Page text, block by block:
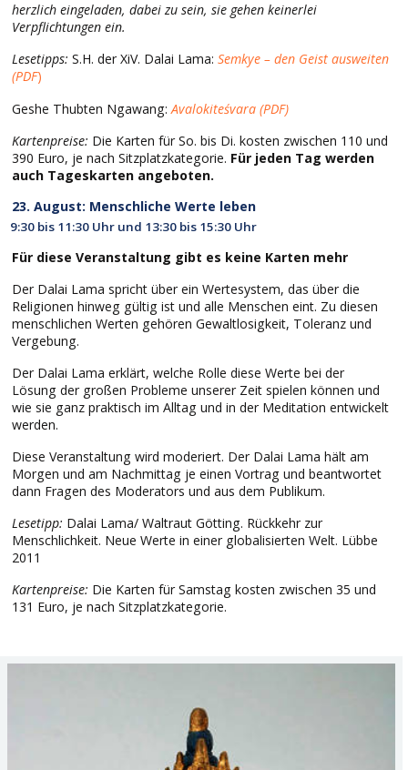
herzlich eingeladen, dabei zu sein, sie gehen keinerlei
Verpflichtungen ein.
Lesetipps: S.H. der XiV. Dalai Lama:Semkye – den Geist ausweiten
(PDF)
Geshe Thubten Ngawang:Avalokiteśvara (PDF)
Kartenpreise: Die Karten für So. bis Di. kosten zwischen 110 und
390 Euro, je nach Sitzplatzkategorie. Für jeden Tag werden
auch Tageskarten angeboten.
23. August: Menschliche Werte leben
9:30 bis 11:30 Uhr und 13:30 bis 15:30 Uhr
Für diese Veranstaltung gibt es keine Karten mehr
Der Dalai Lama spricht über ein Wertesystem, das über die
Religionen hinweg gültig ist und alle Menschen eint. Zu diesen
menschlichen Werten gehören Gewaltlosigkeit, Toleranz und
Vergebung.
Der Dalai Lama erklärt, welche Rolle diese Werte bei der
Lösung der großen Probleme unserer Zeit spielen können und
wie sie ganz praktisch im Alltag und in der Meditation entwickelt
werden.
Diese Veranstaltung wird moderiert. Der Dalai Lama hält am
Morgen und am Nachmittag je einen Vortrag und beantwortet
dann Fragen des Moderators und aus dem Publikum.
Lesetipp: Dalai Lama/ Waltraut Götting. Rückkehr zur
Menschlichkeit. Neue Werte in einer globalisierten Welt. Lübbe
2011
Kartenpreise: Die Karten für Samstag kosten zwischen 35 und
131 Euro, je nach Sitzplatzkategorie.